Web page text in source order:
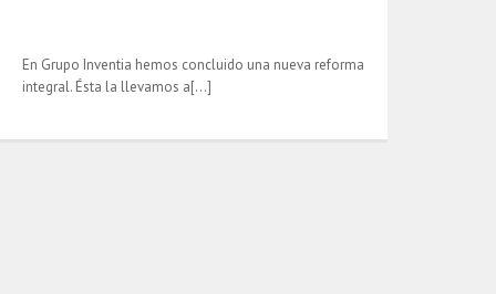
En Grupo Inventia hemos concluido una nueva reforma
integral. Ésta la llevamos a[…]